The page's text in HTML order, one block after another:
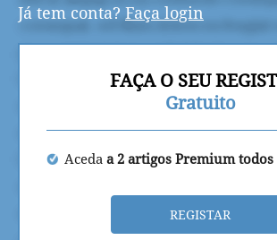
Já tem conta? Faça login
FAÇA O SEU
Gratuito
Aceda a 2 artigos Premium todos
REGISTAR